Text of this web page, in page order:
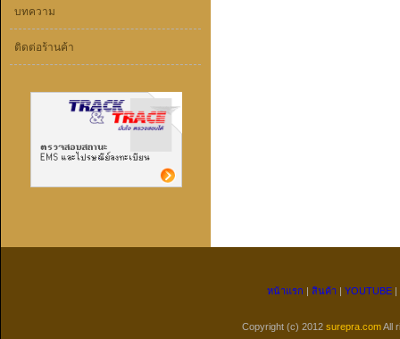
บทความ
ติดต่อร้านค้า
หน้าแรก สินค้า YOUTUBE
Copyright (c) 2012 surepra.comAll